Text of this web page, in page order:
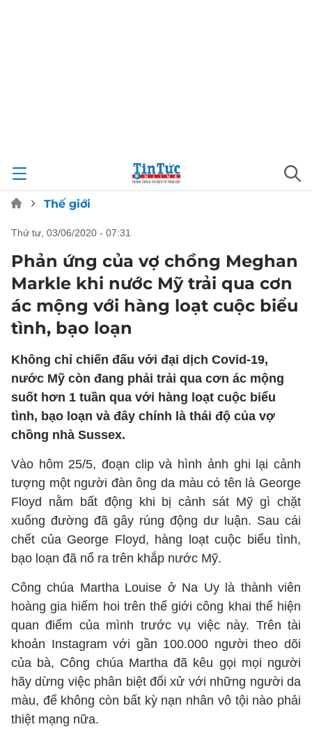
Thế giới
thứ tư, 03/06/2020 - 07:31
Phản ứng của vợ chồng Meghan
Markle khi nước Mỹ trải qua cơn
ác mộng với hàng loạt cuộc biểu
tình, bạo loạn
Không chỉ chiến đấu với đại dịch Covid-19,
nước Mỹ còn đang phải trải qua cơn ác mộng
suốt hơn 1 tuần qua với hàng loạt cuộc biểu
tình, bạo loạn và đây chính là thái độ của vợ
chồng nhà Sussex.
Vào hôm 25/5, đoạn clip và hình ảnh ghi lại cảnh
tượng một người đàn ông da màu có tên là George
Floyd nằm bất động khi bị cảnh sát Mỹ gì chặt
xuống đường đã gây rúng động dư luận. Sau cái
chết của George Floyd, hàng loạt cuộc biểu tình,
bạo loạn đã nổ ra trên khắp nước Mỹ.
Công chúa Martha Louise ở Na Uy là thành viên
hoàng gia hiếm hoi trên thế giới công khai thể hiện
quan điểm của mình trước vụ việc này. Trên tài
khoản Instagram với gần 100.000 người theo dõi
của bà, Công chúa Martha đã kêu gọi mọi người
hãy dừng việc phân biệt đối xử với những người da
màu, để không còn bất kỳ nạn nhân vô tội nào phải
thiệt mạng nữa.